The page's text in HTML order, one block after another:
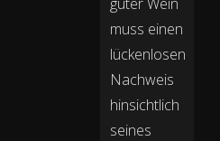
muss einen
lückenlosen
Nachweis
hinsichtlich
seines